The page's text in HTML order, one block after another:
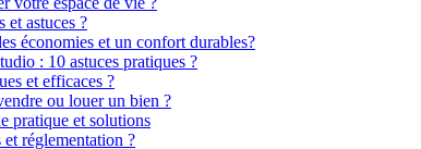
et astuces ?
économies et un confort durables?
: 10 astuces pratiques ?
et efficaces ?
ou louer un bien ?
pratique et solutions
réglementation ?